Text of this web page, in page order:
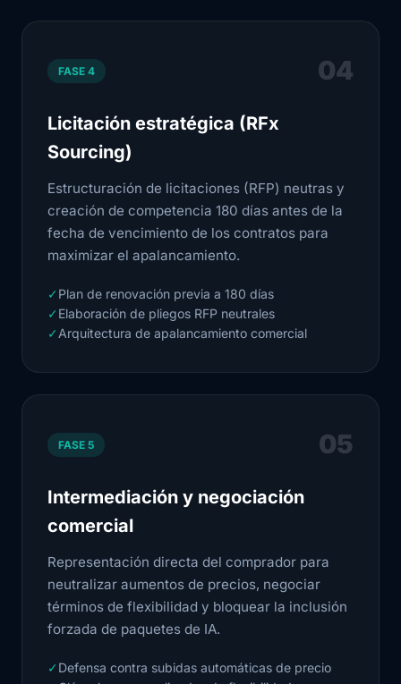
FASE 4 04
Licitación estratégica (RFx
Sourcing)
Estructuración de licitaciones (RFP) neutras y
creación de competencia 180 días antes de la
fecha de vencimiento de los contratos para
maximizar el apalancamiento.
✓ Plan de renovación previa a 180 días
✓ Elaboración de pliegos RFP neutrales
✓ Arquitectura de apalancamiento comercial
FASE 5 05
Intermediación y negociación
comercial
Representación directa del comprador para
neutralizar aumentos de precios, negociar
términos de flexibilidad y bloquear la inclusión
forzada de paquetes de IA.
✓ Defensa contra subidas automáticas de precio